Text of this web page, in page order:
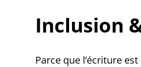
Inclusion
Parce que l’écriture